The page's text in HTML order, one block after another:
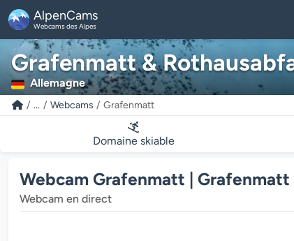
AlpenCams
Webcams des Alpes
Grafenmatt &
Allemagne
... Webcams Grafenmatt
Domaine skiable
Webcam Grafenmatt |
Webcam en direct